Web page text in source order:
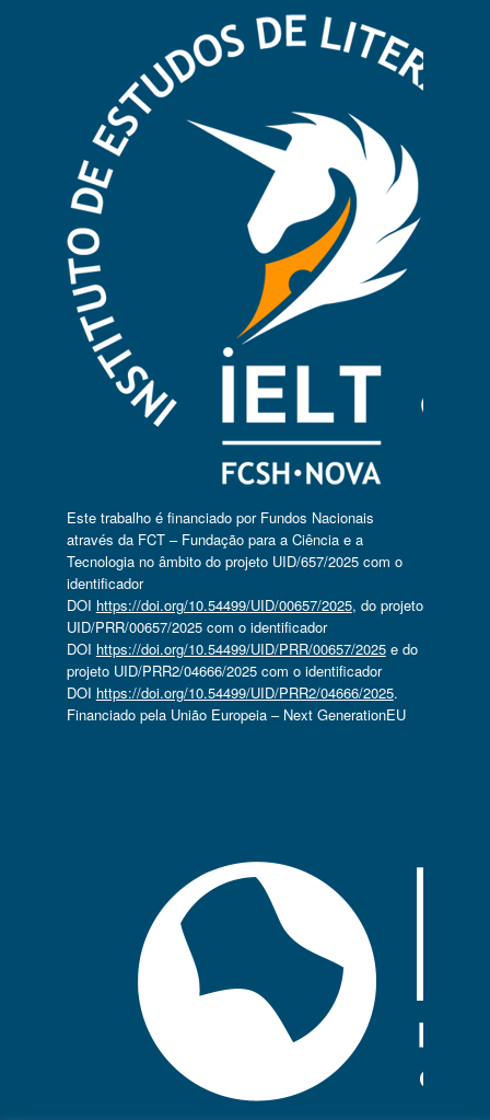
Este trabalho é financiado por Fundos Nacionais
através da FCT – Fundação para a Ciência e a
Tecnologia no âmbito do projeto UID/657/2025 com o
identificador
DOI https://doi.org/10.54499/UID/00657/2025, do projeto
UID/PRR/00657/2025 com o identificador
DOI https://doi.org/10.54499/UID/PRR/00657/2025e do
projeto UID/PRR2/04666/2025 com o identificador
DOI https://doi.org/10.54499/UID/PRR2/04666/2025.
Financiado pela União Europeia – Next GenerationEU